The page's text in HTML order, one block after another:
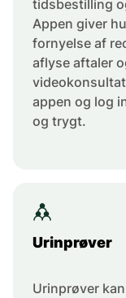
tidsbestilling
Appen giver
fornyelse af
aflyse aftaler
appen og log
og trygt.
Urinprøver
Urinprøver